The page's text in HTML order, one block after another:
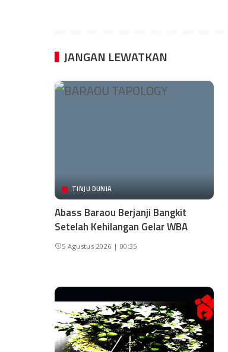
JANGAN LEWATKAN
TINJU DUNIA
Abass Baraou Berjanji Bangkit
Setelah Kehilangan Gelar WBA
5 Agustus 2026 | 00:35